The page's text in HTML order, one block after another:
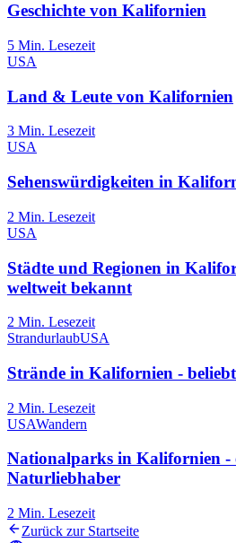
Geschichte von Kalifornien
5 Min. Lesezeit
USA
Land & Leute von Kalifornien
3 Min. Lesezeit
USA
Sehenswürdigkeiten in
2 Min. Lesezeit
USA
Städte und Regionen in
weltweit bekannt
2 Min. Lesezeit
StrandurlaubUSA
Strände in Kalifornien -
2 Min. Lesezeit
USAWandern
Nationalparks in Kalifornien
Naturliebhaber
2 Min. Lesezeit
Zurück zur Startseite